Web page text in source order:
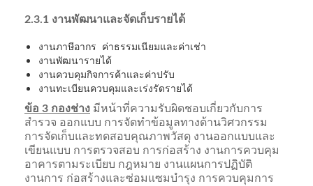
2.3.1 งานพัฒนาและจัดเก็บรายได้
งานภาษีอากร ค่าธรรมเนียมและค่าเช่า
งานพัฒนารายได้
งานควบคุมกิจการค้าและค่าปรับ
งานทะเบียนควบคุมและเร่งรัดรายได้
ข้อ 3 กองช่าง มีหน้าที่ความรับผิดชอบเกี่ยวกับการ
สำรวจ ออกแบบ การจัดทำข้อมูลทางด้านวิศวกรรม
การจัดเก็บและทดสอบคุณภาพวัสดุ งานออกแบบและ
เขียนแบบ การตรวจสอบ การก่อสร้าง งานการควบคุม
อาคารตามระเบียบ กฎหมาย งานแผนการปฏิบัติ
งานการ ก่อสร้างและซ่อมแซมบำรุง การควบคุมการ